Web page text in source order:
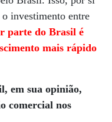
investimento entre
parte do Brasil é
mais rápido
em sua opinião,
comercial nos